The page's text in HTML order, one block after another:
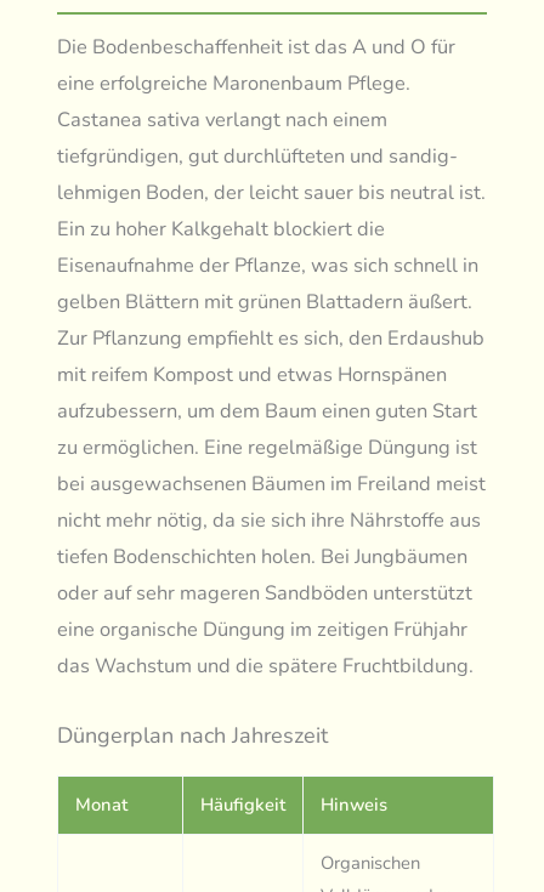
Die Bodenbeschaffenheit ist das A und O für
eine erfolgreiche Maronenbaum Pflege.
Castanea sativa verlangt nach einem
tiefgründigen, gut durchlüfteten und sandig-
lehmigen Boden, der leicht sauer bis neutral ist.
Ein zu hoher Kalkgehalt blockiert die
Eisenaufnahme der Pflanze, was sich schnell in
gelben Blättern mit grünen Blattadern äußert.
Zur Pflanzung empfiehlt es sich, den Erdaushub
mit reifem Kompost und etwas Hornspänen
aufzubessern, um dem Baum einen guten Start
zu ermöglichen. Eine regelmäßige Düngung ist
bei ausgewachsenen Bäumen im Freiland meist
nicht mehr nötig, da sie sich ihre Nährstoffe aus
tiefen Bodenschichten holen. Bei Jungbäumen
oder auf sehr mageren Sandböden unterstützt
eine organische Düngung im zeitigen Frühjahr
das Wachstum und die spätere Fruchtbildung.
Düngerplan nach Jahreszeit
Monat Häufigkeit Hinweis
Organischen